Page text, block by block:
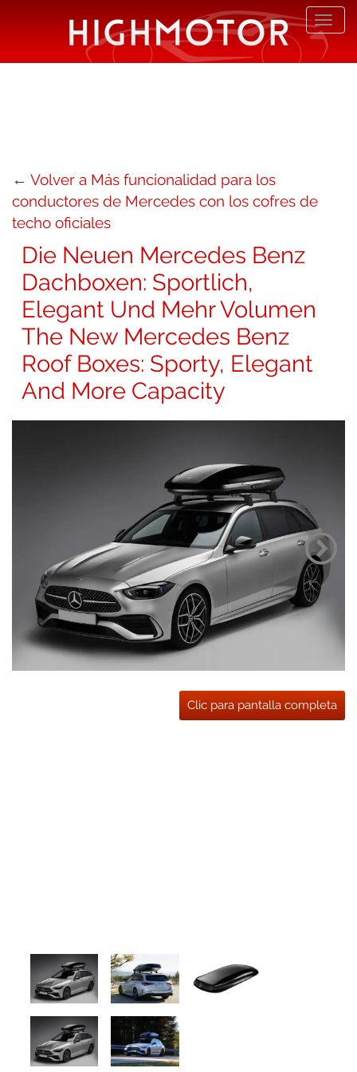
← Volver a Más funcionalidad para los
conductores de Mercedes con los cofres de
techo oficiales
Die Neuen Mercedes Benz
Dachboxen: Sportlich,
Elegant Und Mehr Volumen
The New Mercedes Benz
Roof Boxes: Sporty, Elegant
And More Capacity
Clic para pantalla completa